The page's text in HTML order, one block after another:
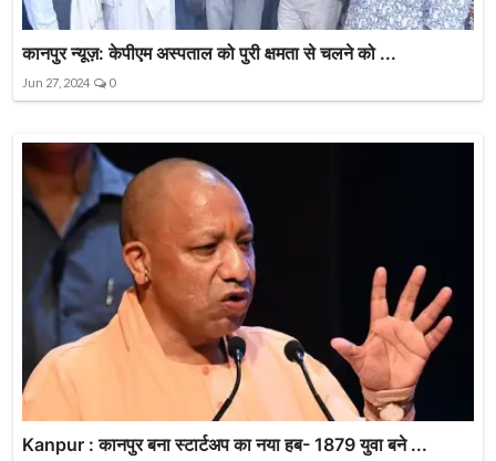
कानपुर न्यूज़: केपीएम अस्पताल को पुरी क्षमता से चलने को ...
Jun 27, 2024 0
Kanpur : कानपुर बना स्टार्टअप का नया हब- 1879 युवा बने ...